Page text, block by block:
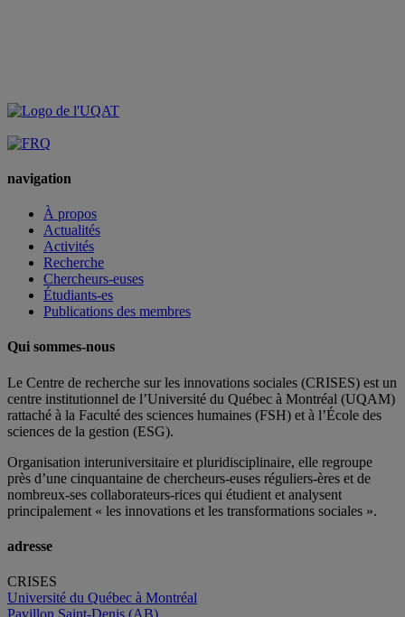
navigation
À propos
Actualités
Activités
Recherche
Chercheurs-euses
Étudiants-es
Publications des membres
Qui sommes-nous
Le Centre de recherche sur les innovations sociales (CRISES) est un
centre institutionnel de l’Université du Québec à Montréal (UQAM)
rattaché à la Faculté des sciences humaines (FSH) et à l’École des
sciences de la gestion (ESG).
Organisation interuniversitaire et pluridisciplinaire, elle regroupe
près d’une cinquantaine de chercheurs-euses réguliers-ères et de
nombreux-ses collaborateurs-rices qui étudient et analysent
principalement « les innovations et les transformations sociales ».
adresse
CRISES
Université du Québec à Montréal